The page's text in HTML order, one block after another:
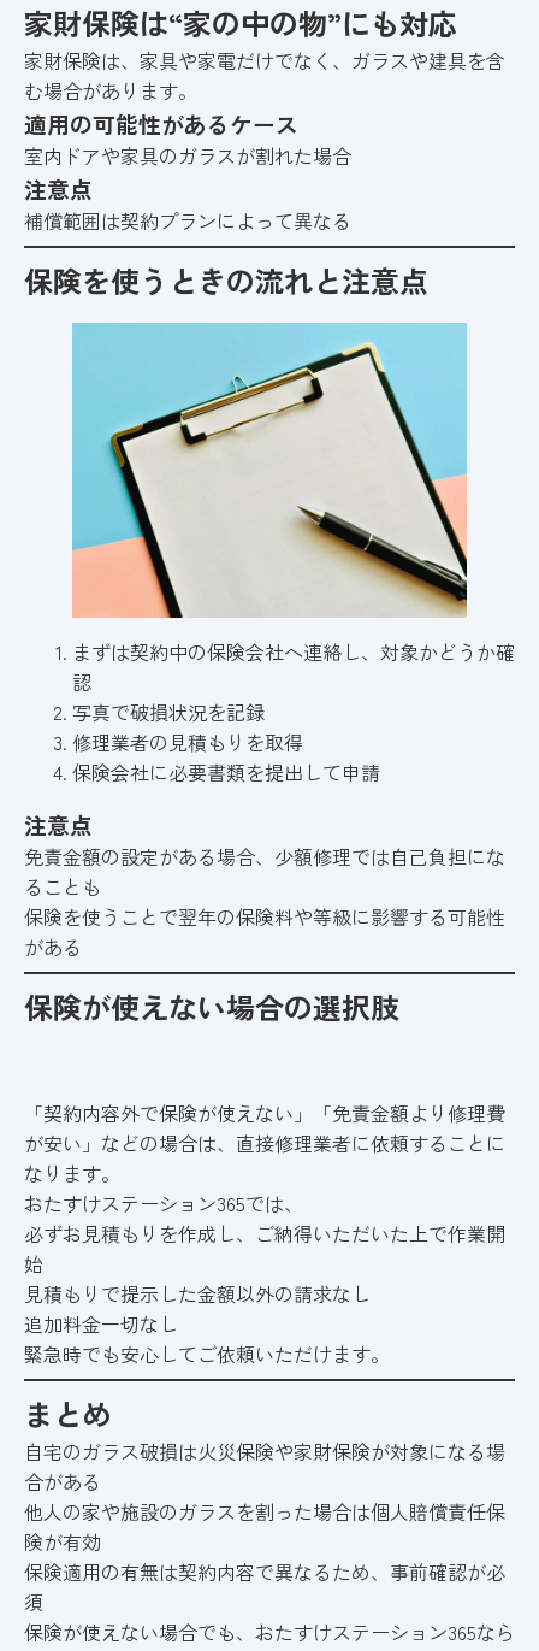
家財保険は“家の中の物”にも対応
家財保険は、家具や家電だけでなく、ガラスや建具を含
む場合があります。
適用の可能性があるケース
室内ドアや家具のガラスが割れた場合
注意点
補償範囲は契約プランによって異なる
保険を使うときの流れと注意点
まずは契約中の保険会社へ連絡し、対象かどうか確
認
写真で破損状況を記録
修理業者の見積もりを取得
保険会社に必要書類を提出して申請
注意点
免責金額の設定がある場合、少額修理では自己負担にな
ることも
保険を使うことで翌年の保険料や等級に影響する可能性
がある
保険が使えない場合の選択肢
「契約内容外で保険が使えない」「免責金額より修理費
が安い」などの場合は、直接修理業者に依頼することに
なります。
おたすけステーション365では、
必ずお見積もりを作成し、ご納得いただいた上で作業開
始
見積もりで提示した金額以外の請求なし
追加料金一切なし
緊急時でも安心してご依頼いただけます。
まとめ
自宅のガラス破損は火災保険や家財保険が対象になる場
合がある
他人の家や施設のガラスを割った場合は個人賠償責任保
険が有効
保険適用の有無は契約内容で異なるため、事前確認が必
須
保険が使えない場合でも、おたすけステーション365なら